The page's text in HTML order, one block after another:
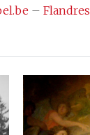
– Flandres